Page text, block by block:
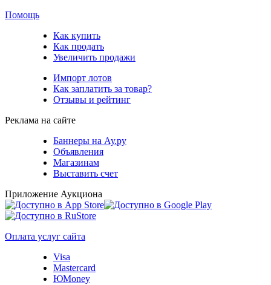
Помощь
Как купить
Как продать
Увеличить продажи
Импорт лотов
Как заплатить за товар?
Отзывы и рейтинг
Реклама на сайте
Баннеры на Ау.ру
Объявления
Магазинам
Выставить счет
Приложение Аукциона
Оплата услуг сайта
Visa
Mastercard
ЮMoney